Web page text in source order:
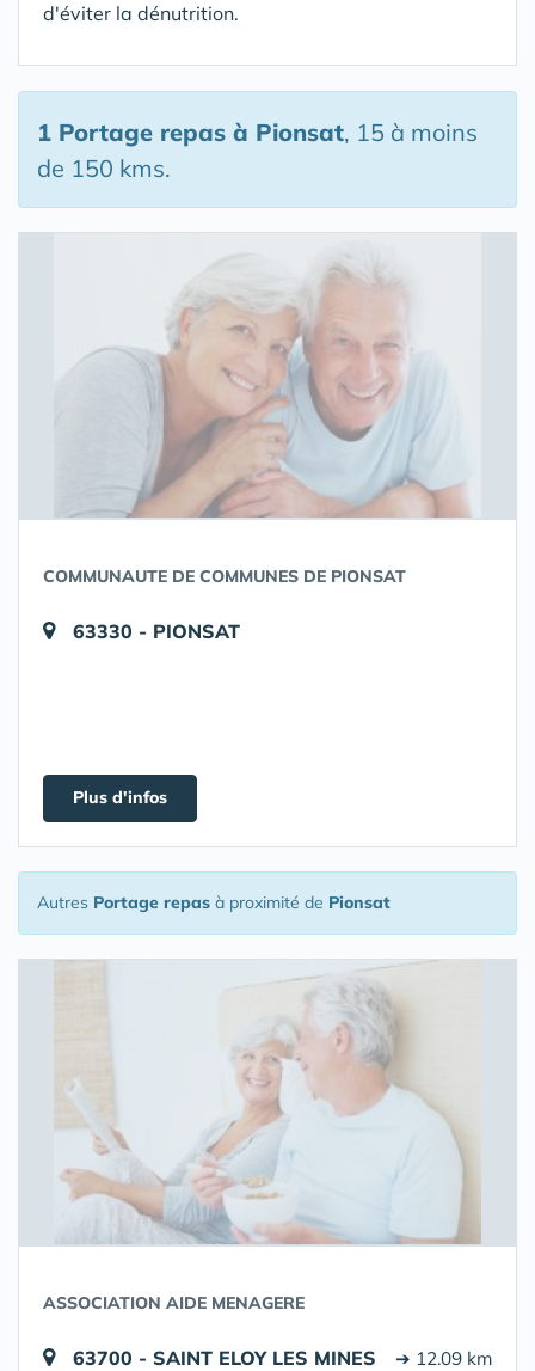
d'éviter la dénutrition.
1 Portage repas à Pionsat, 15 à moins
de 150 kms.
COMMUNAUTE DE COMMUNES DE PIONSAT
63330 - PIONSAT
Plus d'infos
Autres Portage repas à proximité de Pionsat
ASSOCIATION AIDE MENAGERE
63700 - SAINT ELOY LES MINES ➔ 12.09 km